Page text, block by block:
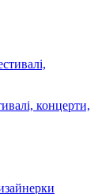
концерти,